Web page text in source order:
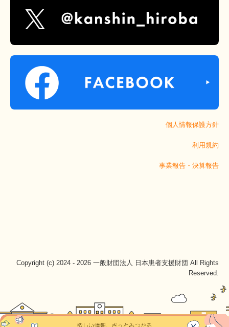
個人情報保護方針
利用規約
事業報告・決算報告
Copyright (c) 2024 - 2026 一般財団法人 日本患者支援財団 All Rights
Reserved.